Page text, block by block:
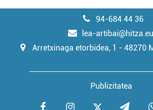
94-684 44 36
lea-
Arretxinaga etorbidea, 1 - 48270
Publizitatea